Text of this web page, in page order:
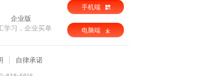
企业版
学习，企业买单
手机端
电脑端
自律承诺